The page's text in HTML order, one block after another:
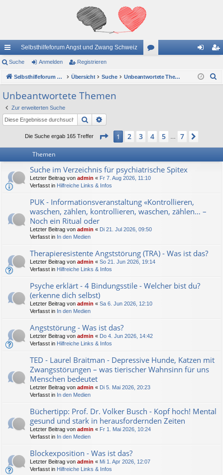
ch
ne
llz
ug
riff
Selbsthilfeforum Angst und Zwang Schweiz
en m ist
Suche Anmelden Registrieren
Selbsthilfeforum Angst und Zwang Schweiz Übersicht Suche Unbeantwortete Themen
Unbeantwortete Themen
Zur erweiterten Suche
Suche
Die Suche ergab 165 Treffer Seite 1von 7
1 2 3 4 5 7
Themen
Suche im Verzeichnis für psychiatrische Spitex
Letzter Beitrag von admin « Fr 7. Aug 2026, 11:10
Verfasst in Hilfreiche Links & Infos
PUK - Informationsveranstaltung «Kontrollieren,
waschen, zählen, kontrollieren, waschen, zählen… –
Noch ein Ritual oder
Letzter Beitrag von admin « Di 21. Jul 2026, 09:50
Verfasst in In den Medien
Therapieresistente Angststörung (TRA) - Was ist das?
Letzter Beitrag von admin « So 21. Jun 2026, 19:14
Verfasst in Hilfreiche Links & Infos
Psyche erklärt - 4 Bindungsstile - Welcher bist du?
(erkenne dich selbst)
Letzter Beitrag von admin « Sa 6. Jun 2026, 12:10
Verfasst in In den Medien
Angststörung - Was ist das?
Letzter Beitrag von admin « Do 4. Jun 2026, 14:42
Verfasst in Hilfreiche Links & Infos
TED - Laurel Braitman - Depressive Hunde, Katzen mit
Zwangsstörungen – was tierischer Wahnsinn für uns
Menschen bedeutet
Letzter Beitrag von admin « Di 5. Mai 2026, 20:23
Verfasst in In den Medien
Büchertipp: Prof. Dr. Volker Busch - Kopf hoch! Mental
gesund und stark in herausfordernden Zeiten
Letzter Beitrag von admin « Fr 1. Mai 2026, 10:24
Verfasst in In den Medien
Blockexposition - Was ist das?
Letzter Beitrag von admin « Mi 1. Apr 2026, 12:07
Verfasst in Hilfreiche Links & Infos